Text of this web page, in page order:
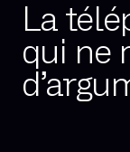
La
qui ne